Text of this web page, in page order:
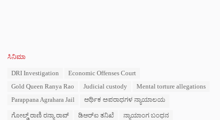
C
ಸಿನಿಮಾ
DRI Investigation
Economic Offenses Court
Gold Queen Ranya Rao
Judicial custody
Mental torture allegations
Parappana Agrahara Jail
ಆರ್ಥಿಕ ಅಪರಾಧಗಳ ನ್ಯಾಯಾಲಯ
ಗೋಲ್ಡ್ ರಾಣಿ ರನ್ಯಾ ರಾವ್ ಡಿಆರ್‌ಐ ತನಿಖೆ ನ್ಯಾಯಾಂಗ ಬಂಧನ